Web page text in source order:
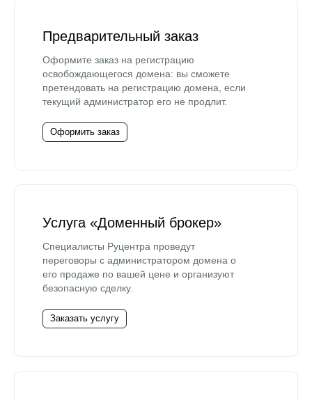
Предварительный заказ
Оформите заказ на регистрацию
освобождающегося домена: вы сможете
претендовать на регистрацию домена, если
текущий администратор его не продлит.
Оформить заказ
Услуга «Доменный брокер»
Специалисты Руцентра проведут
переговоры с администратором домена о
его продаже по вашей цене и организуют
безопасную сделку.
Заказать услугу